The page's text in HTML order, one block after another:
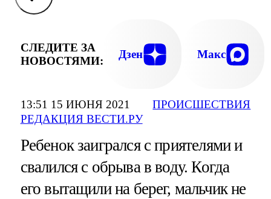
13:51 15 ИЮНЯ 2021
РЕДАКЦИЯ ВЕСТИ.РУ
ПРОИСШЕСТВИЯ
СЛЕДИТЕ ЗА
НОВОСТЯМИ:
Дзен Макс
Ребенок заигрался с приятелями и
свалился с обрыва в воду. Когда
его вытащили на берег, мальчик не